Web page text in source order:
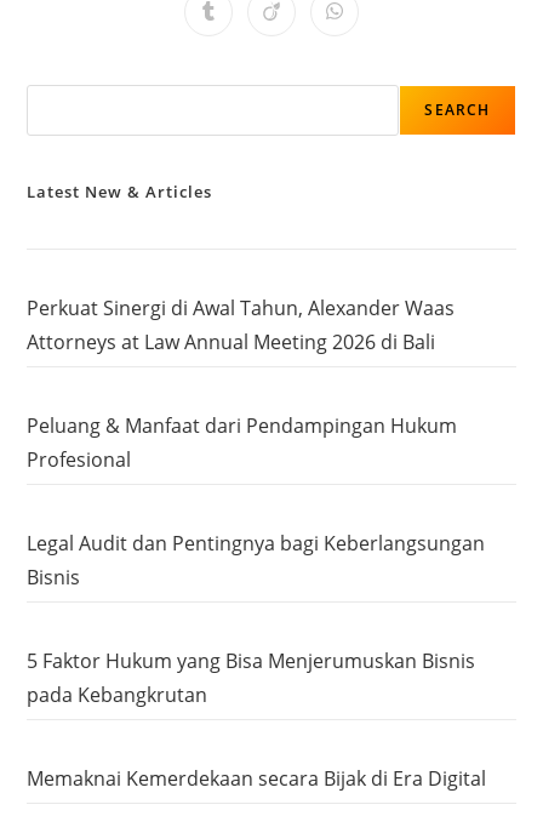
SEARCH
Latest New & Articles
Perkuat Sinergi di Awal Tahun, Alexander Waas
Attorneys at Law Annual Meeting 2026 di Bali
Peluang & Manfaat dari Pendampingan Hukum
Profesional
Legal Audit dan Pentingnya bagi Keberlangsungan
Bisnis
5 Faktor Hukum yang Bisa Menjerumuskan Bisnis
pada Kebangkrutan
Memaknai Kemerdekaan secara Bijak di Era Digital